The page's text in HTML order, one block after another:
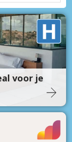
voor je